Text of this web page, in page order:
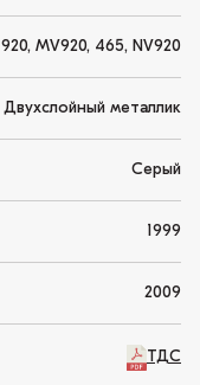
920, MV920, 465, NV920
Двухслойный металлик
Серый
1999
2009
ТДС